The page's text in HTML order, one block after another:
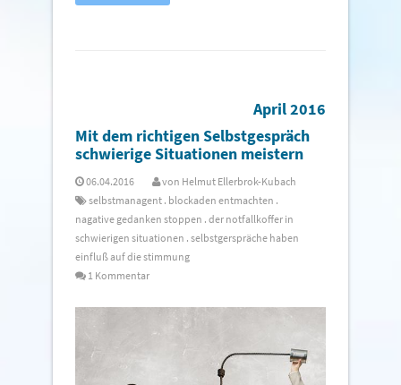
April 2016
Mit dem richtigen Selbstgespräch
schwierige Situationen meistern
06.04.2016 von Helmut Ellerbrok-Kubach
selbstmanagent . blockaden entmachten .
nagative gedanken stoppen . der notfallkoffer in
schwierigen situationen . selbstgerspräche haben
einfluß auf die stimmung
1 Kommentar